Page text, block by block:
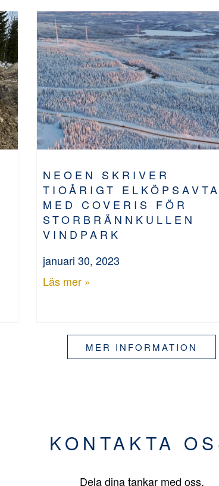
NEOEN SKRIVER
TIOÅRIGT
MED COVERIS FÖR
STORBRÄNNKULLEN
VINDPARK
januari 30, 2023
Läs mer »
MER INFORMATION
KONTAKTA
Dela dina tankar med oss.